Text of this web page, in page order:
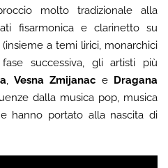
molto tradizionale alla
fisarmonica e clarinetto su
(insieme a temi lirici, monarchici
successiva, gli artisti più
,Vesna Zmijanac e Dragana
dalla musica pop, musica
hanno portato alla nascita di